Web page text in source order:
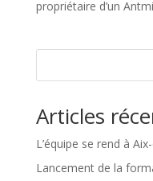
propriétaire d’un
Articles
L’équipe se rend à
Lancement de la